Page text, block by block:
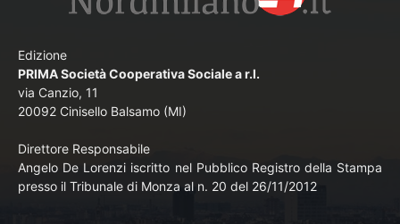
Edizione
PRIMA Società Cooperativa Sociale a r.l.
via Canzio, 11
20092 Cinisello Balsamo (MI)
Direttore Responsabile
Angelo De Lorenzi iscritto nel Pubblico Registro della Stampa
presso il Tribunale di Monza al n. 20 del 26/11/2012